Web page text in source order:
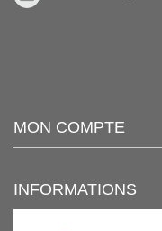
MON COMPTE
INFORMATIONS